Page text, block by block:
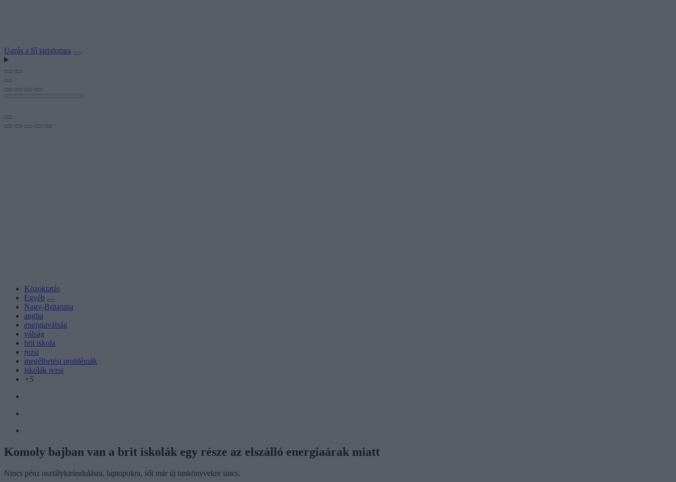
Ugrás a fő tartalomra
Közoktatás
Egyéb
Nagy-Britannia
anglia
energiaválság
válság
brit iskola
rezsi
megélhetési problémák
iskolák rezsi
+5
Komoly bajban van a brit iskolák egy része az elszálló energiaárak miatt
Nincs pénz osztálykirándulásra, laptopokra, sőt már új tankönyvekre sincs.